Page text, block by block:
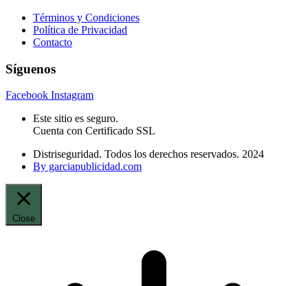
Términos y Condiciones
Política de Privacidad
Contacto
Síguenos
Facebook Instagram
Este sitio es seguro.
Cuenta con Certificado SSL
Distriseguridad. Todos los derechos reservados. 2024
By garciapublicidad.com
Close